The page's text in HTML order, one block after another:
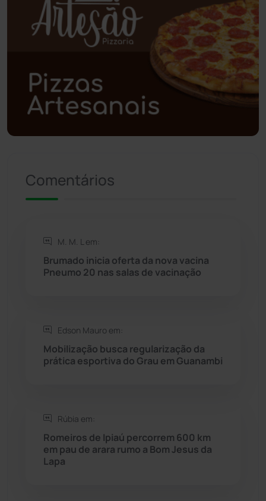
Poções (182)
Polícia Civil (59)
Polícia Militar (27)
Política (03)
Presidente Jânio Qu... (125)
Rio de Contas
Rio do Antônio
Rio do Pires
Seabra
Sebastião Laranjeiras (96)
Sudoeste Baiano
Tanhaçu
Comentários
M. M. L em:
Brumado inicia oferta da nova vacina
Pneumo 20 nas salas de vacinação
Edson Mauro em:
Mobilização busca regularização da
prática esportiva do Grau em Guanambi
Rúbia em:
Romeiros de Ipiaú percorrem 600 km
em pau de arara rumo a Bom Jesus da
Lapa